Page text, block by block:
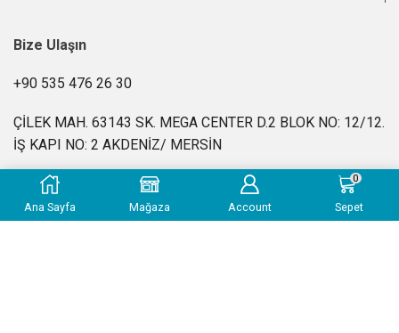
Ana Sayfa Mağaza Account
0
Sepet
Bize Ulaşın
+90 535 476 26 30
ÇİLEK MAH. 63143 SK. MEGA CENTER D.2 BLOK NO: 12/12.
İŞ KAPI NO: 2 AKDENİZ/ MERSİN
info@kimyasalevi.com
Pzt-Cuma: 10:00 – 18:00